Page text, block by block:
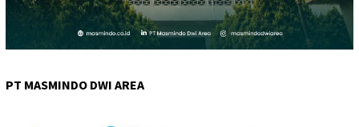
PT MASMINDO DWI AREA